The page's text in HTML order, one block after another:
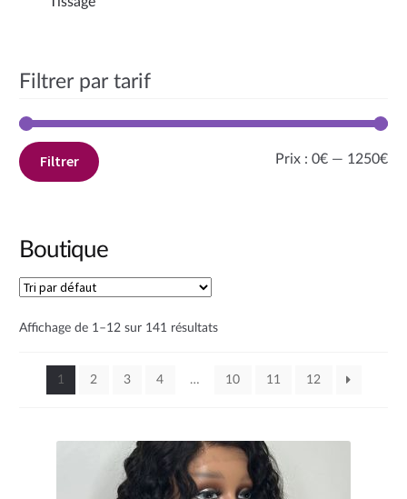
Filtrer par tarif
Filtrer Prix : 0€ — 1250€
Boutique
Affichage de 1–12 sur 141 résultats
1 2 3 4 … 10 11 12